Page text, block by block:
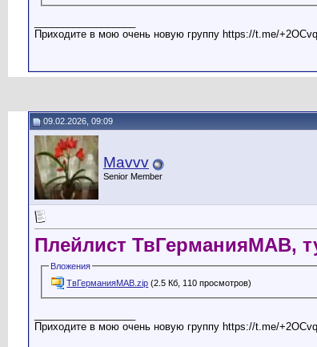
Приходите в мою очень новую группу https://t.me/
09.02.2026, 09:09
Mavvv
Senior Member
Плейлист ТвГерманияМАВ,
Вложения
ТвГерманияМАВ.zip (2.5 Кб, 110 просмотров)
Приходите в мою очень новую группу https://t.me/